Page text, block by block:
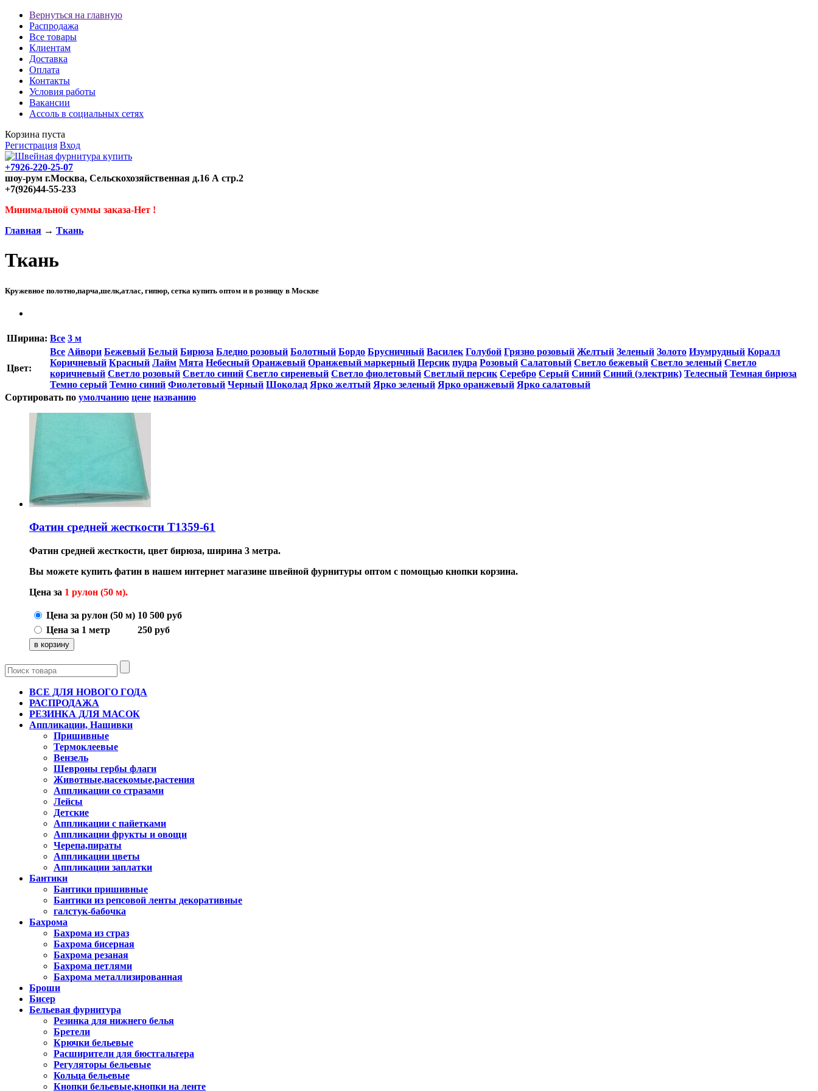
Вернуться на главную
Распродажа
Все товары
Клиентам
Доставка
Оплата
Контакты
Условия работы
Вакансии
Ассоль в социальных сетях
Корзина пуста
Регистрация Вход
+7926-220-25-07
шоу-рум г.Москва, Сельскохозяйственная д.16 А стр.2
+7(926)44-55-233
Минимальной суммы заказа-Нет !
Главная → Ткань
Ткань
Кружевное полотно,парча,шелк,атлас, гипюр, сетка купить оптом и в розницу в Москве
Ширина: Все 3 м
Цвет:
Все Айвори Бежевый Белый Бирюза Бледно розовый Болотный Бордо Брусничный Василек Голубой Грязно розовый Желтый Зеленый Золото Изумрудный Коралл
Коричневый Красный Лайм Мята Небесный Оранжевый Оранжевый маркерный Персик пудра Розовый Салатовый Светло бежевый Светло зеленый Светло
коричневый Светло розовый Светло синий Светло сиреневый Светло фиолетовый Светлый персик Серебро Серый Синий Синий (электрик) Телесный Темная бирюза
Темно серый Темно синий Фиолетовый Черный Шоколад Ярко желтый Ярко зеленый Ярко оранжевый Ярко салатовый
Сортировать по умолчанию цене названию
Фатин средней жесткости T1359-61
Фатин средней жесткости, цвет бирюза, ширина 3 метра.
Вы можете купить фатин в нашем интернет магазине швейной фурнитуры оптом с помощью кнопки корзина.
Цена за 1 рулон (50 м).
Цена за рулон (50 м) 10 500 руб
Цена за 1 метр
250 руб
ВСЕ ДЛЯ НОВОГО ГОДА
РАСПРОДАЖА
РЕЗИНКА ДЛЯ МАСОК
Аппликации, Нашивки
Пришивные
Термоклеевые
Вензель
Шевроны гербы флаги
Животные,насекомые,растения
Аппликации со стразами
Лейсы
Детские
Аппликации с пайетками
Аппликации фрукты и овощи
Черепа,пираты
Аппликации цветы
Аппликации заплатки
Бантики
Бантики пришивные
Бантики из репсовой ленты декоративные
галстук-бабочка
Бахрома
Бахрома из страз
Бахрома бисерная
Бахрома резаная
Бахрома петлями
Бахрома металлизированная
Броши
Бисер
Бельевая фурнитура
Резинка для нижнего белья
Бретели
Крючки бельевые
Расширители для бюстгальтера
Регуляторы бельевые
Кольца бельевые
Кнопки бельевые,кнопки на ленте